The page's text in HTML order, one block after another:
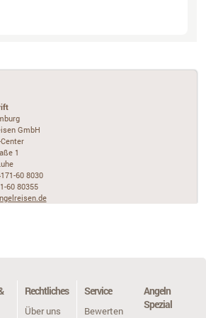
GmbH
1
60 8030
60 80355
Angeln
Spezial
Service
Bewerten
Rechtliches
Über uns